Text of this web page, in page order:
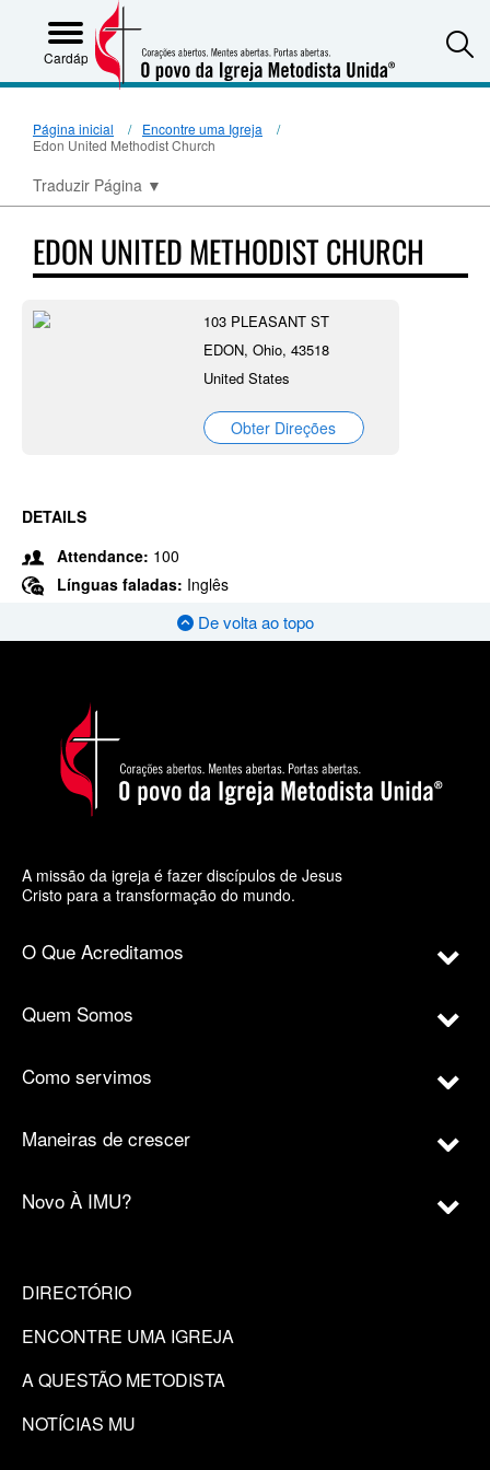
Cardápio
Página inicial
Encontre uma Igreja
Edon United Methodist Church
Traduzir Página ▼
EDON UNITED METHODIST CHURCH
103 PLEASANT ST
EDON, Ohio, 43518
United States
Obter Direções
DETAILS
Attendance: 100
Línguas faladas: Inglês
De volta ao topo
A missão da igreja é fazer discípulos de Jesus
Cristo para a transformação do mundo.
O Que Acreditamos
Quem Somos
Como servimos
Maneiras de crescer
Novo À IMU?
DIRECTÓRIO
ENCONTRE UMA IGREJA
A QUESTÃO METODISTA
NOTÍCIAS MU